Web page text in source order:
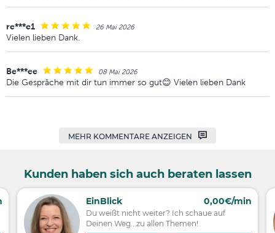
re***e1 26 Mai 2026
Vielen lieben Dank.
Be***ee 08 Mai 2026
Die Gespräche mit dir tun immer so gut😊 Vielen lieben Dank
MEHR KOMMENTARE ANZEIGEN
Kunden haben sich auch beraten lassen
EinBlick 0,00€/min
Du weißt nicht weiter? Ich schaue auf
Deinen Weg...zu allen Themen!